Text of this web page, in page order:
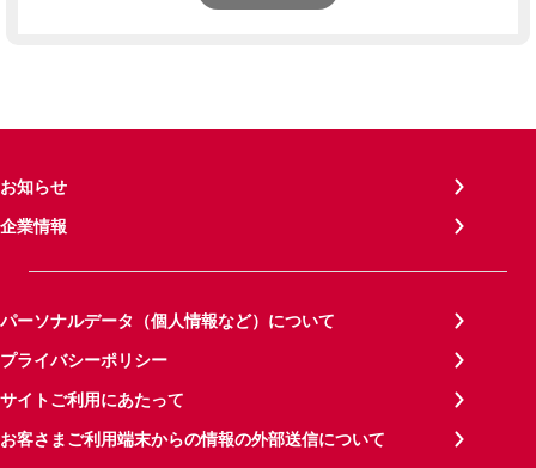
お知らせ
企業情報
パーソナルデータ（個人情報など）について
プライバシーポリシー
サイトご利用にあたって
お客さまご利用端末からの情報の外部送信について